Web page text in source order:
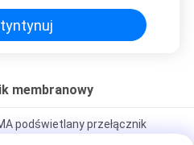
membranowy
podświetlany przełącznik